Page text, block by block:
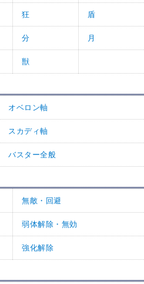
狂 盾
分 月
獣
オベロン軸
スカディ軸
バスター全般
無敵・回避
弱体解除・無効
強化解除